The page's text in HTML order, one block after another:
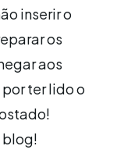
inserir o
os
aos
ter lido o
blog!